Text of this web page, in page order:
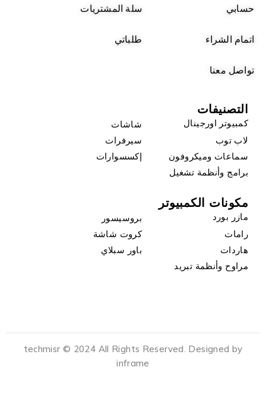
حسابي سلة المشتريات
اتمام الشراء طلباتي
تواصل معنا
التصنيفات
كمبيوتر اورجينال
شاشات
لاب توب
سيرفرات
سماعات وميكروفون
إكسسوارات
برامج وأنظمة تشغيل
مكونات الكمبيوتر
مازر بورد
بروسيسور
رامات
كروت شاشة
هاردات
باور سبلاي
مراوح وأنظمة تبريد
techmisr © 2024 All Rights Reserved. Designed by
inframe